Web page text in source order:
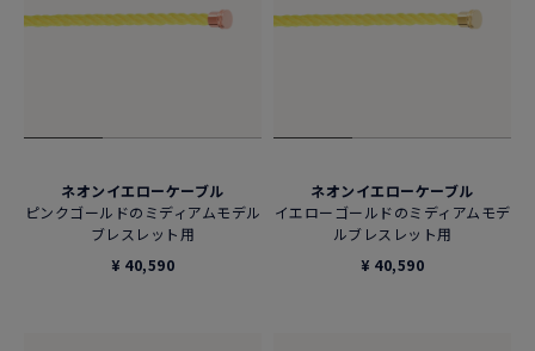
ネオンイエローケーブル
ピンクゴールドのミディアムモデル
ブレスレット用
¥ 40,590
ネオンイエローケーブル
イエローゴールドのミディアムモデ
ルブレスレット用
¥ 40,590